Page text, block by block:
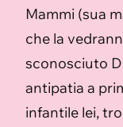
Mammi (sua
che la
sconosciuto
antipatia a
infantile lei,